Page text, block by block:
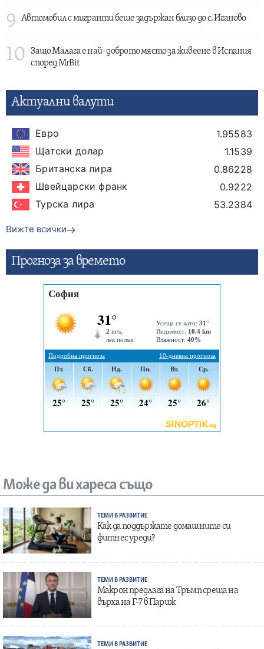
9 Автомобил с мигранти беше задържан близо до с. Иганово
10
Защо Малага е най- доброто място за живеене в Испания
според MrBit
Актуални валути
Евро
1.95583
Щатски долар
1.1539
Британска лира
0.86228
Швейцарски франк
0.9222
Турска лира
53.2384
Вижте всички
Прогнозa за времето
Може да ви хареса също
ТЕМИ В РАЗВИТИЕ
Как да поддържате домашните си
фитнес уреди?
ТЕМИ В РАЗВИТИЕ
Макрон предлага на Тръмп среща на
върха на Г-7 в Париж
ТЕМИ В РАЗВИТИЕ